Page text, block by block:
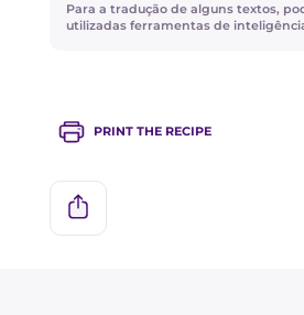
Escolhemos o óleo vegetal
Para a tradução de alguns textos,
utilizadas ferramentas de
PRINT THE RECIPE